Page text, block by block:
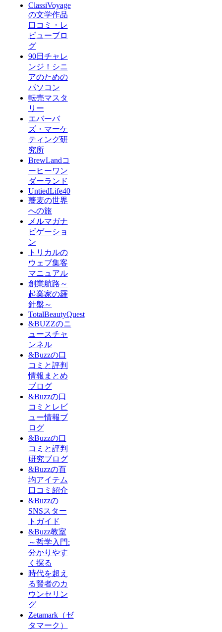
ClassiVoyage
の文学作品
口コミ・レ
ビューブロ
グ
90日チャレ
ンジ！シニ
アのための
パソコン
転売マスタ
リー
エバーバ
ズ・マーケ
ティング研
究所
BrewLandコ
ーヒーワン
ダーランド
UntiedLife40
蕎麦の世界
への旅
メルマガナ
ビゲーショ
ン
トリカルの
ウェブ集客
マニュアル
創業航路～
起業家の羅
針盤～
TotalBeautyQuest
&BUZZのニ
ュースチャ
ンネル
&Buzzの口
コミと評判
情報まとめ
ブログ
&Buzzの口
コミとレビ
ュー情報ブ
ログ
&Buzzの口
コミと評判
研究ブログ
&Buzzの百
均アイテム
口コミ紹介
&Buzzの
SNSスター
トガイド
&Buzz教室
～哲学入門:
分かりやす
く探る
時代を超え
る賢者のカ
ウンセリン
グ
Zetamark（ゼ
タマーク）